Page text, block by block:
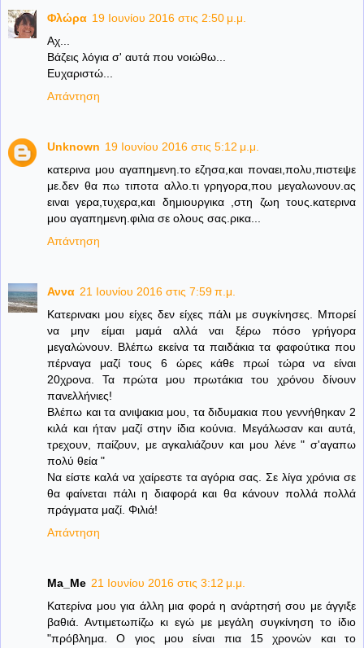
Φλώρα 19 Ιουνίου 2016 στις 2:50 μ.μ.
Αχ...
Βάζεις λόγια σ' αυτά που νοιώθω...
Ευχαριστώ...
Απάντηση
Unknown 19 Ιουνίου 2016 στις 5:12 μ.μ.
κατερινα μου αγαπημενη.το εζησα,και ποναει,πολυ,πιστεψε
με.δεν θα πω τιποτα αλλο.τι γρηγορα,που μεγαλωνουν.ας
ειναι γερα,τυχερα,και δημιουργικα ,στη ζωη τους.κατερινα
μου αγαπημενη.φιλια σε ολους σας.ρικα...
Απάντηση
Αννα 21 Ιουνίου 2016 στις 7:59 π.μ.
Κατερινακι μου είχες δεν είχες πάλι με συγκίνησες. Μπορεί
να μην είμαι μαμά αλλά ναι ξέρω πόσο γρήγορα
μεγαλώνουν. Βλέπω εκείνα τα παιδάκια τα φαφούτικα που
πέρναγα μαζί τους 6 ώρες κάθε πρωί τώρα να είναι
20χρονα. Τα πρώτα μου πρωτάκια του χρόνου δίνουν
πανελλήνιες!
Βλέπω και τα ανιψακια μου, τα διδυμακια που γεννήθηκαν 2
κιλά και ήταν μαζί στην ίδια κούνια. Μεγάλωσαν και αυτά,
τρεχουν, παίζουν, με αγκαλιάζουν και μου λένε " σ'αγαπω
πολύ θεία "
Να είστε καλά να χαίρεστε τα αγόρια σας. Σε λίγα χρόνια σε
θα φαίνεται πάλι η διαφορά και θα κάνουν πολλά πολλά
πράγματα μαζί. Φιλιά!
Απάντηση
Ma_Me 21 Ιουνίου 2016 στις 3:12 μ.μ.
Κατερίνα μου για άλλη μια φορά η ανάρτησή σου με άγγιξε
βαθιά. Αντιμετωπίζω κι εγώ με μεγάλη συγκίνηση το ίδιο
"πρόβλημα. Ο γιος μου είναι πια 15 χρονών και το